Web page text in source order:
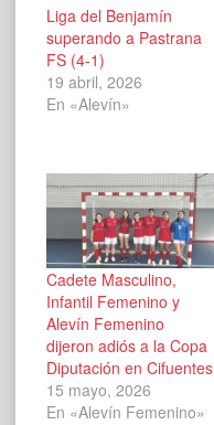
Liga del Benjamín
superando a Pastrana
FS (4-1)
19 abril, 2026
En «Alevín»
Cadete Masculino,
Infantil Femenino y
Alevín Femenino
dijeron adiós a la Copa
Diputación en Cifuentes
15 mayo, 2026
En «Alevín Femenino»